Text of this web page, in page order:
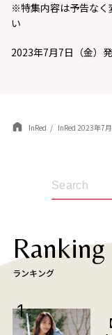
※特集内容は予告なく
い
2023年7月7日（金）
InRed InRed 2023年7
Ranking
ランキング